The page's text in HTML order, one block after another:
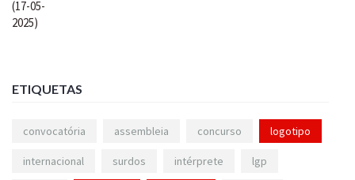
ETIQUETAS
convocatória assembleia concurso logotipo
internacional surdos intérprete lgp